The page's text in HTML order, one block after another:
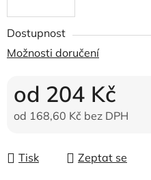
Dostupnost
Možnosti doručení
od 204 Kč
od 168,60 Kč bez DPH
Tisk Zeptat se